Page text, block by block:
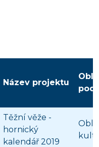
Název projektu
Těžní věže -
hornický
kalendář 2019